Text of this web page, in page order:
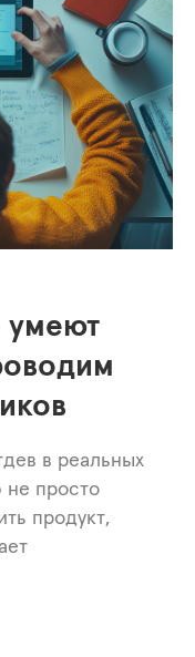
умеют
в реальных
не просто
продукт,